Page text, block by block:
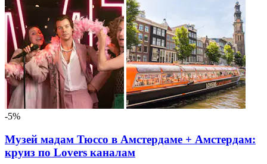
-5%
Музей мадам Тюссо в Амстердаме + Амстердам:
круиз по Lovers каналам